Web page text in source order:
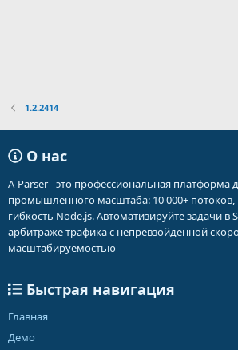
1.2.2414
О нас
A-Parser - это профессиональная платформа
промышленного масштаба: 10 000+ потоков,
гибкость Node.js. Автоматизируйте задачи в
арбитраже трафика с непревзойденной
масштабируемостью
Быстрая навигация
Главная
Демо